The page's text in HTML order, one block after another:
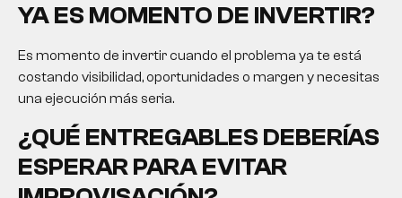
YA ES MOMENTO DE INVERTIR?
Es momento de invertir cuando el problema ya te está
costando visibilidad, oportunidades o margen y necesitas
una ejecución más seria.
¿QUÉ ENTREGABLES DEBERÍAS
ESPERAR PARA EVITAR